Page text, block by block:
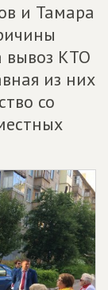
и Тамара
вывоз КТО
из них
со